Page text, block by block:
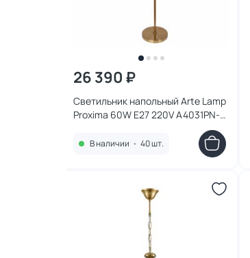
26 390 ₽
Светильник напольный Arte Lamp
Proxima 60W E27 220V A4031PN-
В наличии • 40 шт.